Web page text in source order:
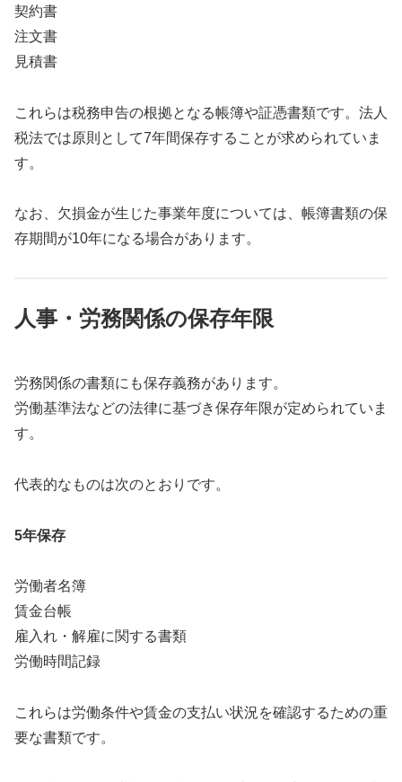
契約書
注文書
見積書
これらは税務申告の根拠となる帳簿や証憑書類です。法人
税法では原則として7年間保存することが求められていま
す。
なお、欠損金が生じた事業年度については、帳簿書類の保
存期間が10年になる場合があります。
人事・労務関係の保存年限
労務関係の書類にも保存義務があります。
労働基準法などの法律に基づき保存年限が定められていま
す。
代表的なものは次のとおりです。
5年保存
労働者名簿
賃金台帳
雇入れ・解雇に関する書類
労働時間記録
これらは労働条件や賃金の支払い状況を確認するための重
要な書類です。